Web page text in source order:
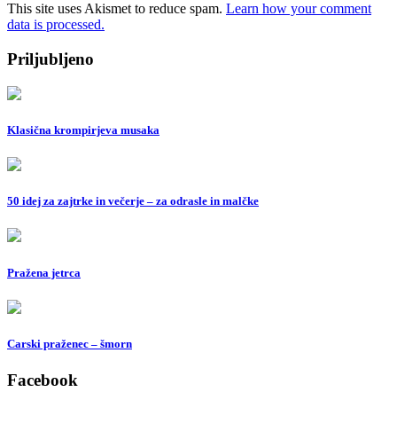
This site uses Akismet to reduce spam. Learn how your comment
data is processed.
Priljubljeno
Klasična krompirjeva musaka
50 idej za zajtrke in večerje – za odrasle in malčke
Pražena jetrca
Carski praženec – šmorn
Facebook